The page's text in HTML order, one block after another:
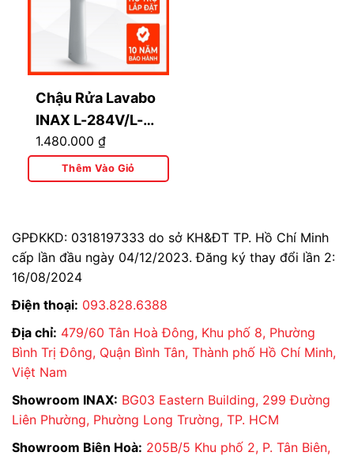
Chậu Rửa Lavabo
INAX L-284V/L-
284VD Kèm Chân
Dài Treo Tường
1.480.000 ₫
Thêm Vào Giỏ
GPĐKKD: 0318197333 do sở KH&ĐT TP. Hồ Chí Minh
cấp lần đầu ngày 04/12/2023. Đăng ký thay đổi lần 2:
16/08/2024
Điện thoại: 093.828.6388
Địa chỉ: 479/60 Tân Hoà Đông, Khu phố 8, Phường
Bình Trị Đông, Quận Bình Tân, Thành phố Hồ Chí Minh,
Việt Nam
Showroom INAX: BG03 Eastern Building, 299 Đường
Liên Phường, Phường Long Trường, TP. HCM
Showroom Biên Hoà: 205B/5 Khu phố 2, P. Tân Biên,